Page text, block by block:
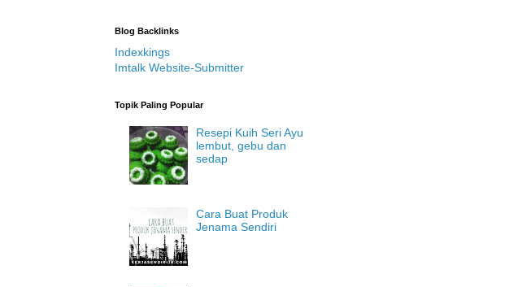
Blog Backlinks
Indexkings
Imtalk Website-Submitter
Topik Paling Popular
Resepi Kuih Seri Ayu
lembut, gebu dan
sedap
Cara Buat Produk
Jenama Sendiri